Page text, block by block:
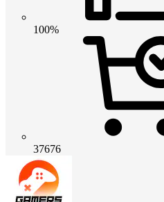
100%
37676